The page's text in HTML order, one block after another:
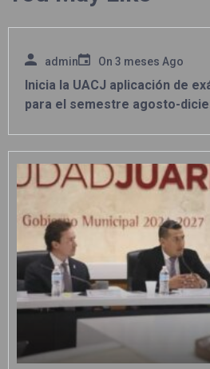
admin On 3 meses Ago
Inicia la UACJ aplicación de
para el semestre agosto-